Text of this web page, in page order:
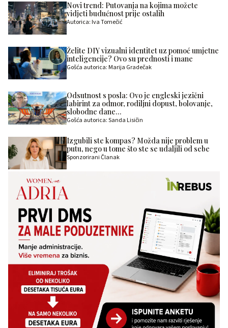
Novi trend: Putovanja na kojima možete
vidjeti budućnost prije ostalih
Autorica: Iva Tomečić
Želite DIY vizualni identitet uz pomoć umjetne
inteligencije? Ovo su prednosti i mane
Gošća autorica: Marija Gradečak
Odsutnost s posla: Ovo je engleski jezični
labirint za odmor, rodiljni dopust, bolovanje,
slobodne dane…
Gošća autorica: Sanda Lisičin
Izgubili ste kompas? Možda nije problem u
putu, nego u tome što ste se udaljili od sebe
Sponzorirani Članak